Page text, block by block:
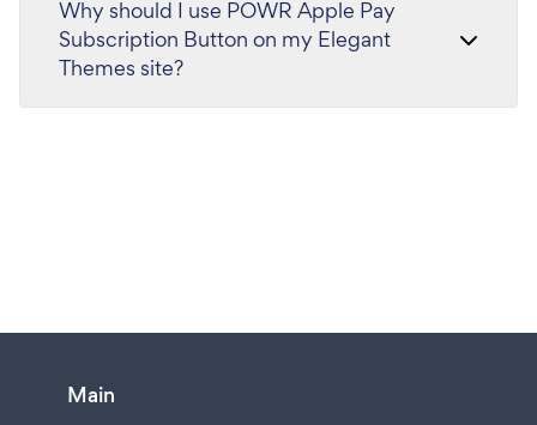
Why should I use POWR Apple Pay
Subscription Button on my Elegant
Themes site?
Main